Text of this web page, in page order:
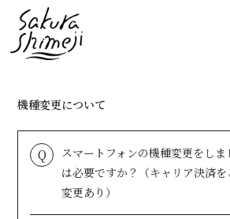
VIDEO
MOVIE
機種変更について
Q
スマートフォンの機種変更をし
は必要ですか？（キャリア決済
変更あり）